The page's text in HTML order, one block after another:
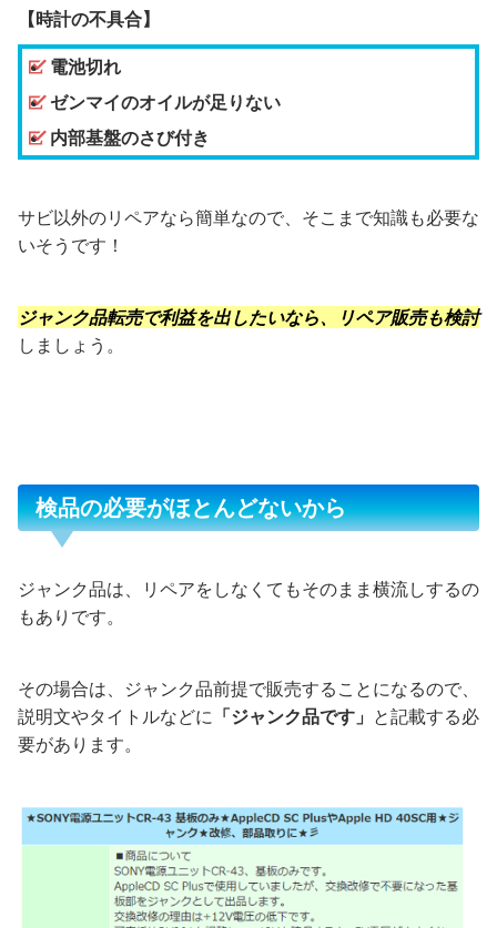
【時計の不具合】
電池切れ
ゼンマイのオイルが足りない
内部基盤のさび付き
サビ以外のリペアなら簡単なので、そこまで知識も必要な
いそうです！
ジャンク品転売で利益を出したいなら、リペア販売も検討
しましょう。
検品の必要がほとんどないから
ジャンク品は、リペアをしなくてもそのまま横流しするの
もありです。
その場合は、ジャンク品前提で販売することになるので、
説明文やタイトルなどに 「ジャンク品です」 と記載する必
要があります。